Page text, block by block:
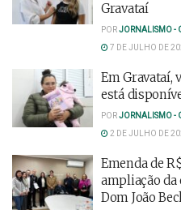
Gravataí
PORJORNALISMO -
7 DE JULHO DE
Em Gravataí,
está
PORJORNALISMO -
2 DE JULHO DE
Emenda de
ampliação da
Dom João